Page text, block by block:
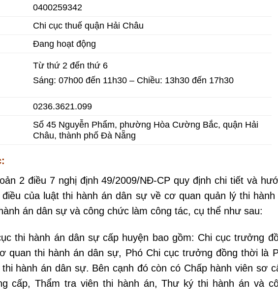
0400259342
Chi cục thuế quận Hải Châu
Đang hoạt động
Từ thứ 2 đến thứ 6
Sáng: 07h00 đến 11h30 – Chiều: 13h30 đến 17h30
0236.3621.099
Số 45 Nguyễn Phẩm, phường Hòa Cường Bắc, quận Hải
Châu, thành phố Đà Nẵng
2 điều 7 nghị định 49/2009/NĐ-CP quy định chi tiết và
của luật thi hành án dân sự về cơ quan quản lý thi hành
án dân sự và công chức làm công tác, cụ thể như sau:
thi hành án dân sự cấp huyện bao gồm: Chi cục trưởng
quan thi hành án dân sự, Phó Chi cục trưởng đồng thời là
hành án dân sự. Bên cạnh đó còn có Chấp hành viên sơ
cấp, Thẩm tra viên thi hành án, Thư ký thi hành án và